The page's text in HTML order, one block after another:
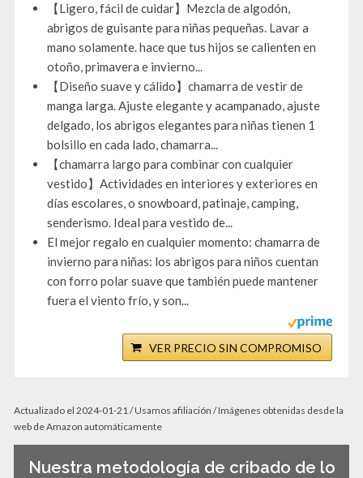
【Ligero, fácil de cuidar】Mezcla de algodón,
abrigos de guisante para niñas pequeñas. Lavar a
mano solamente. hace que tus hijos se calienten en
otoño, primavera e invierno...
【Diseño suave y cálido】chamarra de vestir de
manga larga. Ajuste elegante y acampanado, ajuste
delgado, los abrigos elegantes para niñas tienen 1
bolsillo en cada lado, chamarra...
【chamarra largo para combinar con cualquier
vestido】Actividades en interiores y exteriores en
días escolares, o snowboard, patinaje, camping,
senderismo. Ideal para vestido de...
El mejor regalo en cualquier momento: chamarra de
invierno para niñas: los abrigos para niños cuentan
con forro polar suave que también puede mantener
fuera el viento frío, y son...
VER PRECIO SIN COMPROMISO
Actualizado el 2024-01-21 / Usamos afiliación / Imágenes obtenidas desde la
web de Amazon automáticamente
Nuestra metodología de cribado de lo